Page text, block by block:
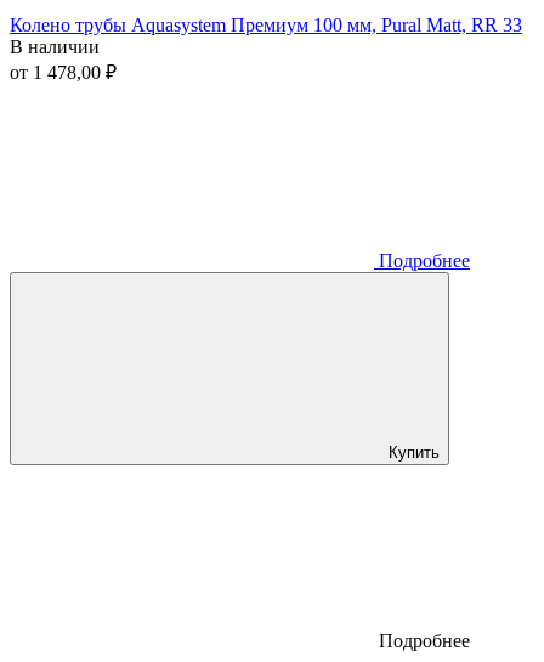
Колено трубы Aquasystem Премиум 100 мм, Pural Matt, RR 33
В наличии
от 1 478,00 ₽
Подробнее
Купить
Подробнее